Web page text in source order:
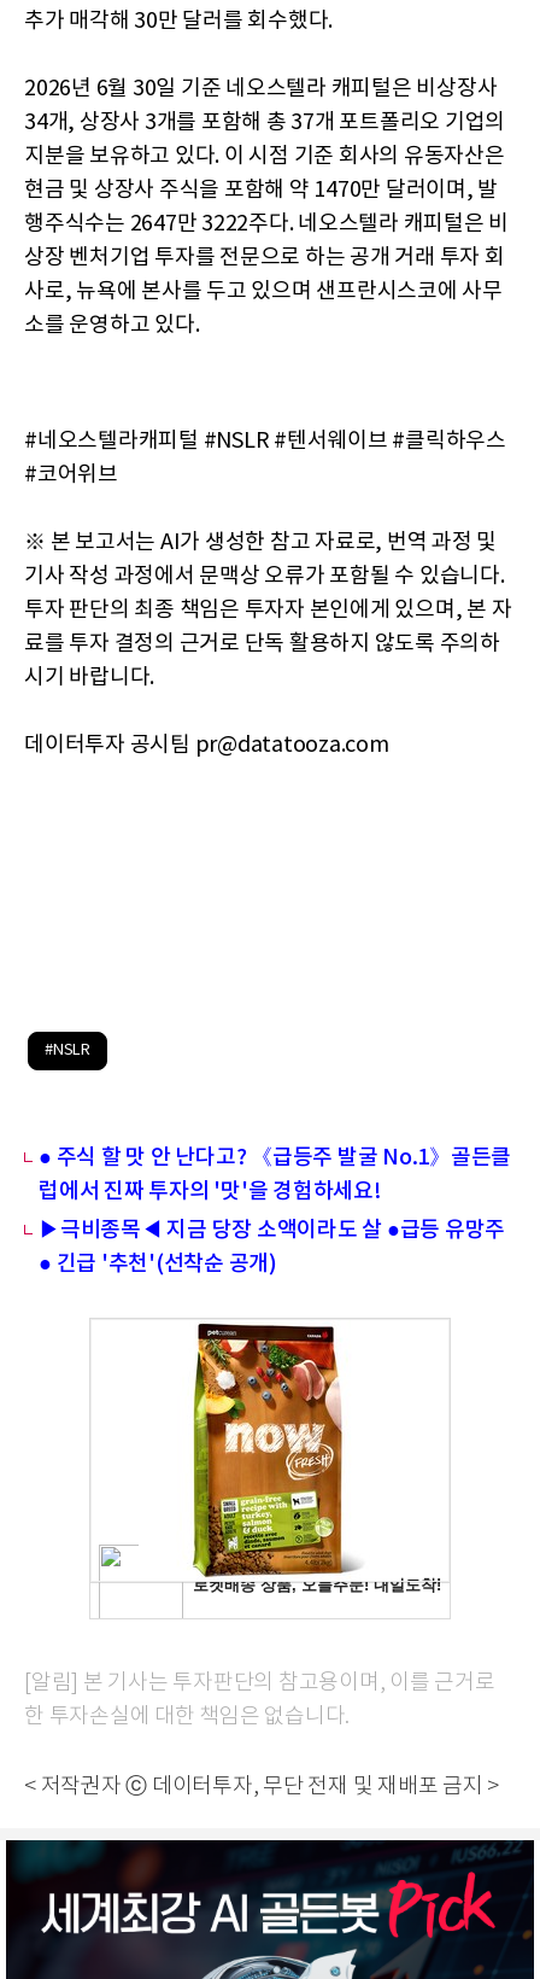
추가 매각해 30만 달러를 회수했다.
2026년 6월 30일 기준 네오스텔라 캐피털은 비상장사
34개, 상장사 3개를 포함해 총 37개 포트폴리오 기업의
지분을 보유하고 있다. 이 시점 기준 회사의 유동자산은
현금 및 상장사 주식을 포함해 약 1470만 달러이며, 발
행주식수는 2647만 3222주다. 네오스텔라 캐피털은 비
상장 벤처기업 투자를 전문으로 하는 공개 거래 투자 회
사로, 뉴욕에 본사를 두고 있으며 샌프란시스코에 사무
소를 운영하고 있다.
#네오스텔라캐피털 #NSLR #텐서웨이브 #클릭하우스
#코어위브
※ 본 보고서는 AI가 생성한 참고 자료로, 번역 과정 및
기사 작성 과정에서 문맥상 오류가 포함될 수 있습니다.
투자 판단의 최종 책임은 투자자 본인에게 있으며, 본 자
료를 투자 결정의 근거로 단독 활용하지 않도록 주의하
시기 바랍니다.
데이터투자 공시팀 pr@datatooza.com
#NSLR
● 주식 할 맛 안 난다고? 《급등주 발굴 No.1》골든클
럽에서 진짜 투자의 '맛'을 경험하세요!
▶극비종목◀ 지금 당장 소액이라도 살 ●급등 유망주
● 긴급 '추천'(선착순 공개)
[알림] 본 기사는 투자판단의 참고용이며, 이를 근거로
한 투자손실에 대한 책임은 없습니다.
< 저작권자 ⓒ 데이터투자, 무단 전재 및 재배포 금지 >